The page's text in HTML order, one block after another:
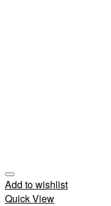
Add to wishlist
Quick View